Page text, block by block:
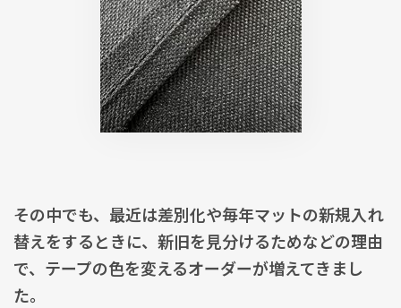
その中でも、最近は差別化や毎年マットの新規入れ
替えをするときに、新旧を見分けるためなどの理由
で、テープの色を変えるオーダーが増えてきまし
た。